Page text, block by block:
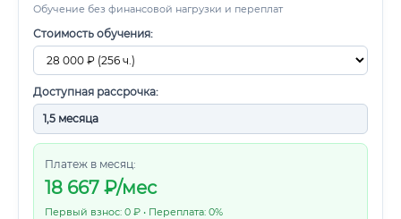
Обучение без финансовой нагрузки и переплат
Стоимость обучения:
Доступная рассрочка:
Платеж в месяц:
18 667 ₽/мес
Первый взнос: 0 ₽ • Переплата: 0%